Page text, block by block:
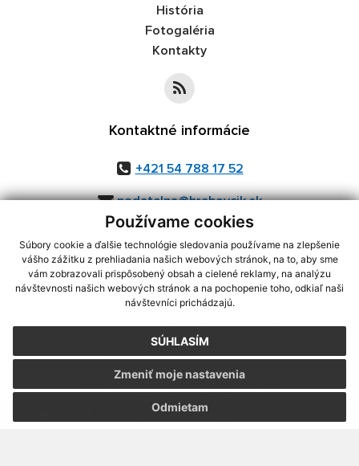
Používame cookies
Súbory cookie a ďalšie technológie sledovania používame na zlepšenie
vášho zážitku z prehliadania našich webových stránok, na to, aby sme
vám zobrazovali prispôsobený obsah a cielené reklamy, na analýzu
návštevnosti našich webových stránok a na pochopenie toho, odkiaľ naši
návštevníci prichádzajú.
SÚHLASÍM
Odmietam
Zmeniť moje nastavenia
História
Fotogaléria
Kontakty
Kontaktné informácie
+421 54 788 17 52
podatelna@hrabovcik.sk
využite možnosť získavania aktuálnych informácií s využitím RSS
CMS systém (redakčný) systém ECHELON 2,Mapa stránok,web portál
webex.digital, s.r.o.,domény,registrácia domény
Posledná aktualizácia:23.06.2026
Vytlačiť stránku|Vyhlásenie o prístupnosti